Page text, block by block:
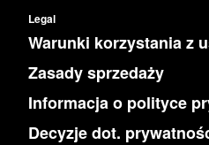
Legal
Warunki korzystania z
Zasady sprzedaży
Informacja o polityce
Decyzje dot.